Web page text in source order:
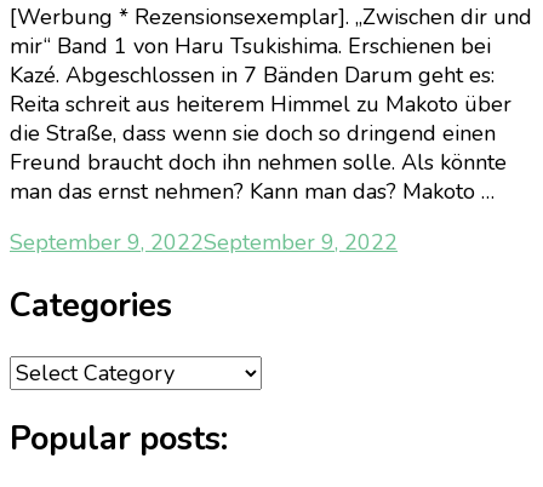
[Werbung * Rezensionsexemplar]. „Zwischen dir und
mir“ Band 1 von Haru Tsukishima. Erschienen bei
Kazé. Abgeschlossen in 7 Bänden Darum geht es:
Reita schreit aus heiterem Himmel zu Makoto über
die Straße, dass wenn sie doch so dringend einen
Freund braucht doch ihn nehmen solle. Als könnte
man das ernst nehmen? Kann man das? Makoto …
September 9, 2022September 9, 2022
Categories
Categories
Popular posts: